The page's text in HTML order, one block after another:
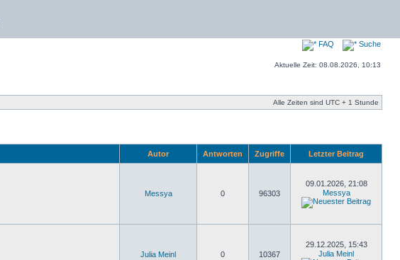
FAQ Suche
Aktuelle Zeit: 08.08.2026, 10:13
Alle Zeiten sind UTC + 1 Stunde
Autor Antworten Zugriffe Letzter Beitrag
Messya 0 96303
09.01.2026, 21:08
Messya
Julia Meinl 0 10367
29.12.2025, 15:43
Julia Meinl